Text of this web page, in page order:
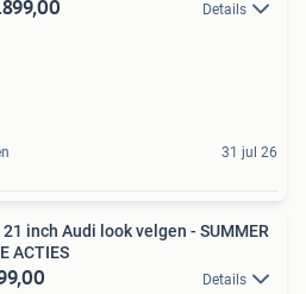
Details
31 jul 26
inch Audi look velgen - SUMMER
ACTIES
Details